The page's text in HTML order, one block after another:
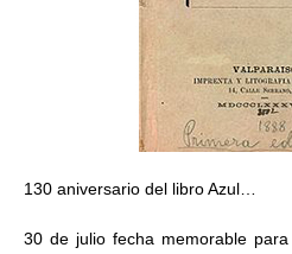
130 aniversario del libro Azul…
30 de julio fecha memorable